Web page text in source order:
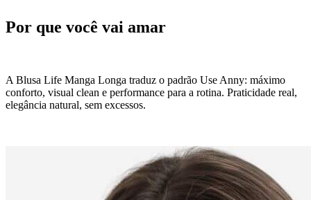
Por que você vai amar
A Blusa Life Manga Longa traduz o padrão Use Anny: máximo
conforto, visual clean e performance para a rotina. Praticidade real,
elegância natural, sem excessos.